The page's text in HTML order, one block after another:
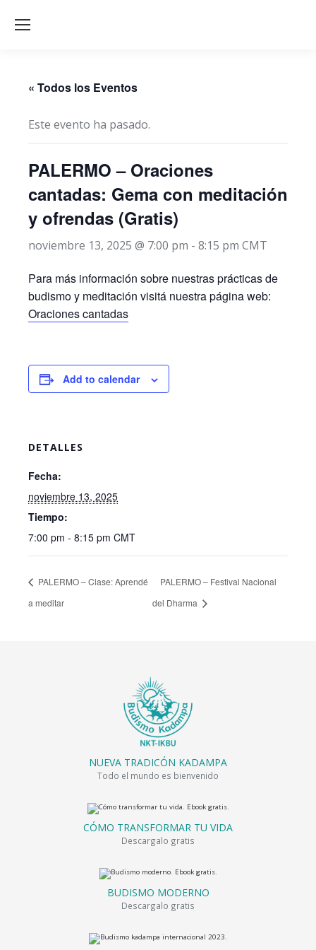
« Todos los Eventos
Este evento ha pasado.
PALERMO – Oraciones
cantadas: Gema con meditación
y ofrendas (Gratis)
noviembre 13, 2025 @ 7:00 pm - 8:15 pm CMT
Para más información sobre nuestras prácticas de
budismo y meditación visitá nuestra página web:
Oraciones cantadas
Add to calendar
DETALLES
Fecha:
noviembre 13, 2025
Tiempo:
7:00 pm - 8:15 pm CMT
PALERMO – Clase: Aprendé
a meditar
PALERMO – Festival Nacional
del Dharma
NUEVA TRADICÓN KADAMPA
Todo el mundo es bienvenido
CÓMO TRANSFORMAR TU VIDA
Descargalo gratis
BUDISMO MODERNO
Descargalo gratis